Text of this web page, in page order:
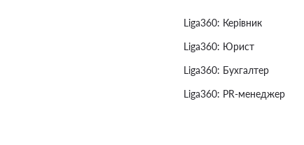
Liga360: Керівник
Liga360: Юрист
Liga360: Бухгалтер
Liga360: PR-менеджер